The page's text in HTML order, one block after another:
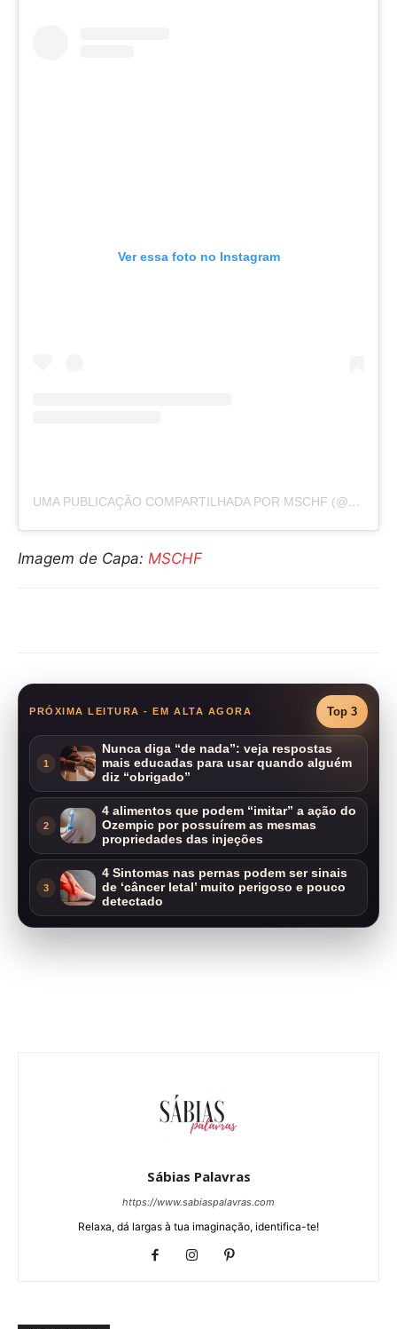
Ver essa foto no Instagram
UMA PUBLICAÇÃO COMPARTILHADA POR MSCHF (@MSCHF)
Imagem de Capa: MSCHF
PRÓXIMA LEITURA - EM ALTA AGORA Top 3
1
Nunca diga “de nada”: veja respostas
mais educadas para usar quando alguém
diz “obrigado”
2
4 alimentos que podem “imitar” a ação do
Ozempic por possuírem as mesmas
propriedades das injeções
3
4 Sintomas nas pernas podem ser sinais
de ‘câncer letal’ muito perigoso e pouco
detectado
Sábias Palavras
https://www.sabiaspalavras.com
Relaxa, dá largas à tua imaginação, identifica-te!